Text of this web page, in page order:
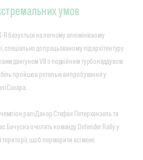
умов
базується на легкому алюмінієвому
спеціально допрацьованому під архітектуру
двигуном V8 з подвійним турбонаддувом
пройшов ретельні випробування у
Сахара.
ралі Дакар Стефан Петерханзель та
Бачуска очолять команду Defender Rally у
території, щоб перевірити всі межі